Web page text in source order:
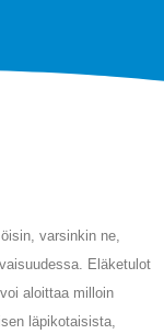
varsinkin ne,
Eläketulot
aloittaa milloin
läpikotaisista,